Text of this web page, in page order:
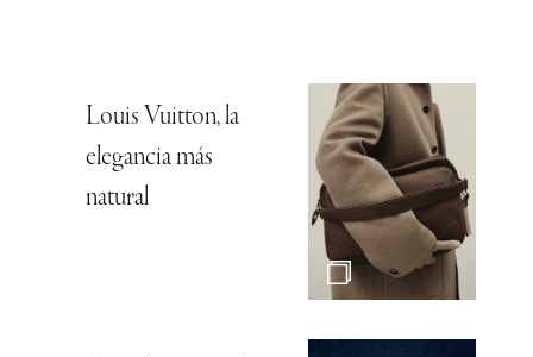
Louis Vuitton, la
elegancia más
natural